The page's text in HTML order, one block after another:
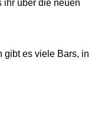
ihr über die neuen
gibt es viele Bars, in